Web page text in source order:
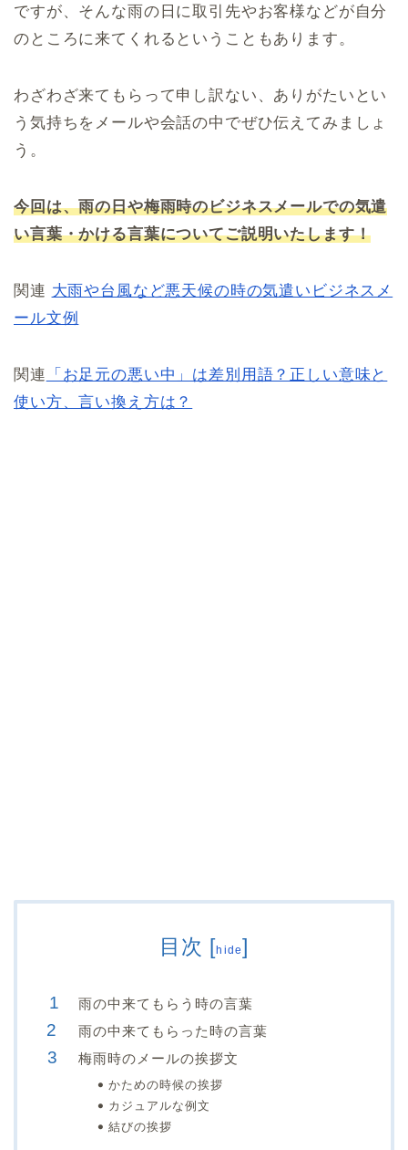
ですが、そんな雨の日に取引先やお客様などが自分
のところに来てくれるということもあります。
わざわざ来てもらって申し訳ない、ありがたいとい
う気持ちをメールや会話の中でぜひ伝えてみましょ
う。
今回は、雨の日や梅雨時のビジネスメールでの気遣
い言葉・かける言葉についてご説明いたします！
関連 大雨や台風など悪天候の時の気遣いビジネスメ
ール文例
関連 「お足元の悪い中」は差別用語？正しい意味と
使い方、言い換え方は？
目次 [hide]
雨の中来てもらう時の言葉
雨の中来てもらった時の言葉
梅雨時のメールの挨拶文
かための時候の挨拶
カジュアルな例文
結びの挨拶